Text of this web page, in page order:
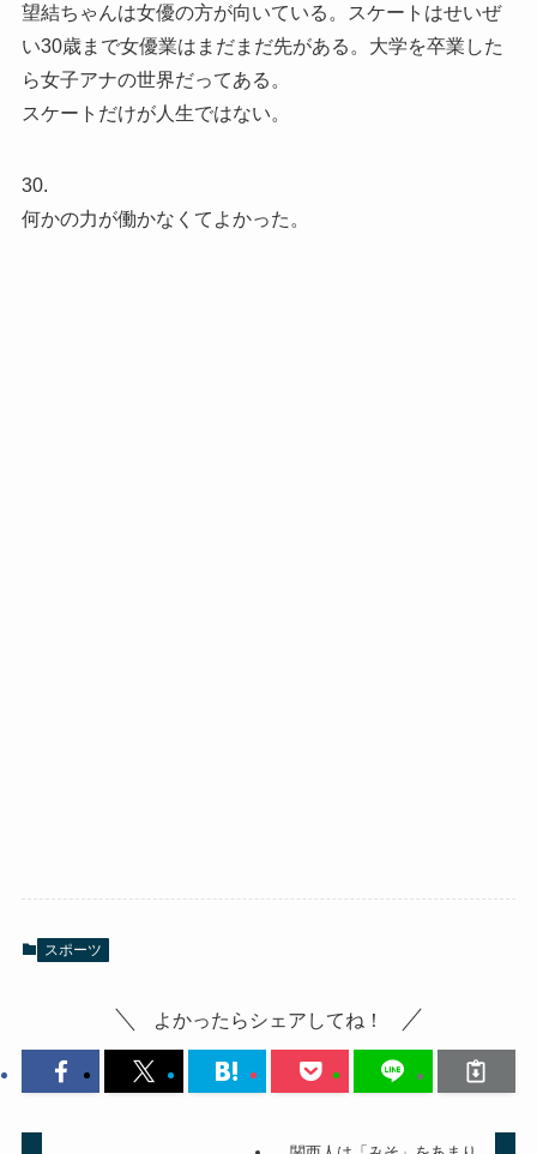
望結ちゃんは女優の方が向いている。スケートはせいぜ
い30歳まで女優業はまだまだ先がある。大学を卒業した
ら女子アナの世界だってある。
スケートだけが人生ではない。
30.
何かの力が働かなくてよかった。
スポーツ
よかったらシェアしてね！